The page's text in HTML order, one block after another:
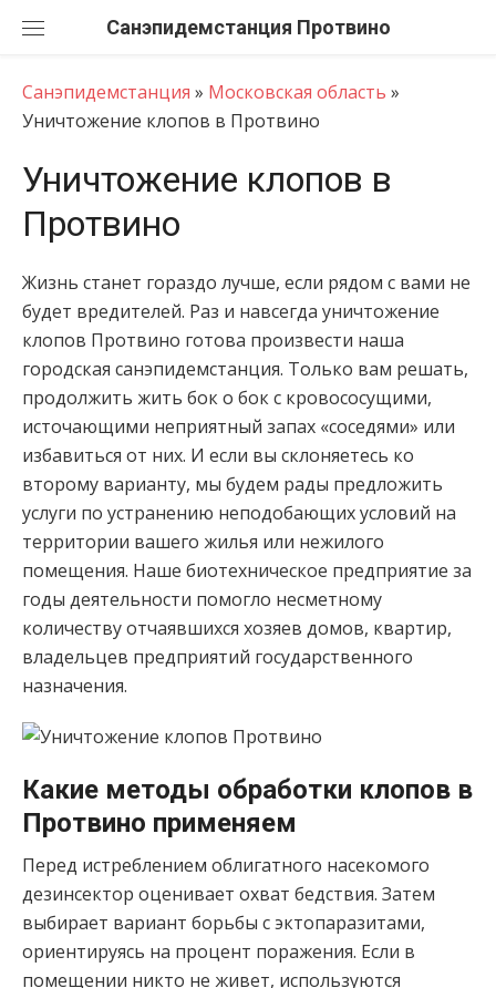
Санэпидемстанция
Санэпидемстанция » Московская область »
Уничтожение клопов в Протвино
Уничтожение клопов в
Протвино
Жизнь станет гораздо лучше, если рядом с вами не
будет вредителей. Раз и навсегда уничтожение
клопов Протвино готова произвести наша
городская санэпидемстанция. Только вам решать,
продолжить жить бок о бок с кровососущими,
источающими неприятный запах «соседями» или
избавиться от них. И если вы склоняетесь ко
второму варианту, мы будем рады предложить
услуги по устранению неподобающих условий на
территории вашего жилья или нежилого
помещения. Наше биотехническое предприятие за
годы деятельности помогло несметному
количеству отчаявшихся хозяев домов, квартир,
владельцев предприятий государственного
назначения.
Какие методы обработки клопов в
Протвино применяем
Перед истреблением облигатного насекомого
дезинсектор оценивает охват бедствия. Затем
выбирает вариант борьбы с эктопаразитами,
ориентируясь на процент поражения. Если в
помещении никто не живет, используются